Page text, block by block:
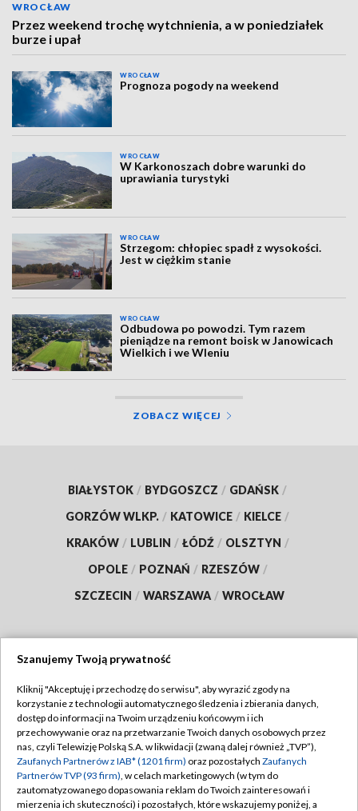
WROCŁAW
Przez weekend trochę wytchnienia, a w poniedziałek
burze i upał
WROCŁAW
Prognoza pogody na weekend
WROCŁAW
W Karkonoszach dobre warunki do
uprawiania turystyki
WROCŁAW
Strzegom: chłopiec spadł z wysokości.
Jest w ciężkim stanie
WROCŁAW
Odbudowa po powodzi. Tym razem
pieniądze na remont boisk w Janowicach
Wielkich i we Wleniu
ZOBACZ WIĘCEJ
BIAŁYSTOK / BYDGOSZCZ / GDAŃSK /
GORZÓW WLKP. / KATOWICE / KIELCE /
KRAKÓW / LUBLIN / ŁÓDŹ / OLSZTYN /
OPOLE / POZNAŃ / RZESZÓW /
SZCZECIN / WARSZAWA / WROCŁAW
TVP
Abonament TVP
Emisja w TVP
Centrum informacji TVP
Regulamin TVP
Polityka prywatności
Moje zgody
Szanujemy Twoją prywatność
Kliknij "Akceptuję i przechodzę do serwisu", aby wyrazić zgody na
korzystanie z technologii automatycznego śledzenia i zbierania danych,
dostęp do informacji na Twoim urządzeniu końcowym i ich
przechowywanie oraz na przetwarzanie Twoich danych osobowych przez
nas, czyli Telewizję Polską S.A. w likwidacji (zwaną dalej również „TVP”),
Zaufanych Partnerów z IAB* (1201 firm) oraz pozostałych Zaufanych
Partnerów TVP (93 firm), w celach marketingowych (w tym do
zautomatyzowanego dopasowania reklam do Twoich zainteresowań i
mierzenia ich skuteczności) i pozostałych, które wskazujemy poniżej, a